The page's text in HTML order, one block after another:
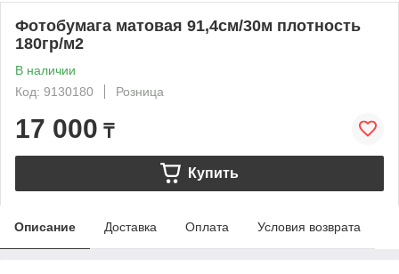
Фотобумага матовая 91,4см/30м плотность
180гр/м2
В наличии
Код: 9130180
Розница
17 000 ₸
Купить
Описание Доставка Оплата Условия возврата